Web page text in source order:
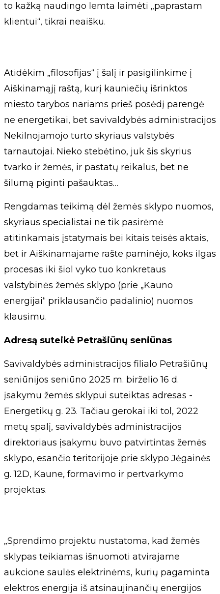
to kažką naudingo lemta laimėti „paprastam
klientui“, tikrai neaišku.
Atidėkim „filosofijas“ į šalį ir pasigilinkime į
Aiškinamąjį raštą, kurį kauniečių išrinktos
miesto tarybos nariams prieš posėdį parengė
ne energetikai, bet savivaldybės administracijos
Nekilnojamojo turto skyriaus valstybės
tarnautojai. Nieko stebėtino, juk šis skyrius
tvarko ir žemės, ir pastatų reikalus, bet ne
šilumą piginti pašauktas…
Rengdamas teikimą dėl žemės sklypo nuomos,
skyriaus specialistai ne tik pasirėmė
atitinkamais įstatymais bei kitais teisės aktais,
bet ir Aiškinamajame rašte paminėjo, koks ilgas
procesas iki šiol vyko tuo konkretaus
valstybinės žemės sklypo (prie „Kauno
energijai“ priklausančio padalinio) nuomos
klausimu.
Adresą suteikė Petrašiūnų seniūnas
Savivaldybės administracijos filialo Petrašiūnų
seniūnijos seniūno 2025 m. birželio 16 d.
įsakymu žemės sklypui suteiktas adresas -
Energetikų g. 23. Tačiau gerokai iki tol, 2022
metų spalį, savivaldybės administracijos
direktoriaus įsakymu buvo patvirtintas žemės
sklypo, esančio teritorijoje prie sklypo Jėgainės
g. 12D, Kaune, formavimo ir pertvarkymo
projektas.
„Sprendimo projektu nustatoma, kad žemės
sklypas teikiamas išnuomoti atvirajame
aukcione saulės elektrinėms, kurių pagaminta
elektros energija iš atsinaujinančių energijos